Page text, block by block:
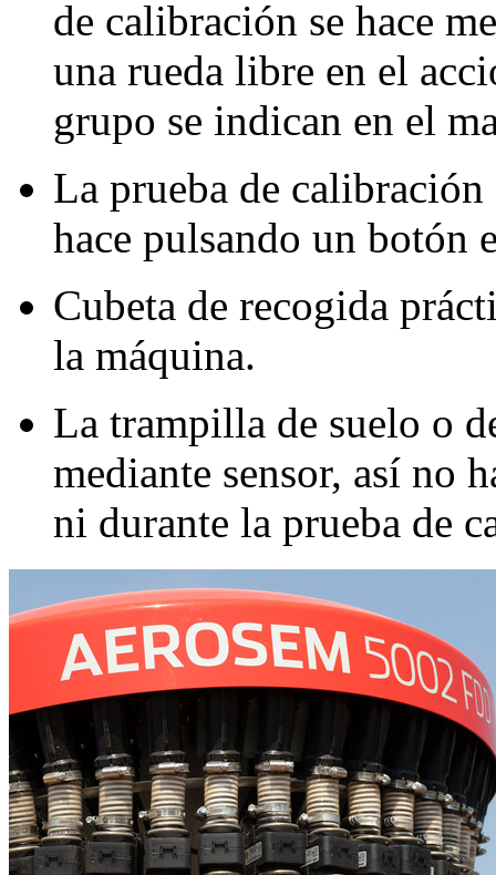
de calibración se hace
una rueda libre en el
grupo se indican en el
La prueba de
hace pulsando un botón
Cubeta de recogida
la máquina.
La trampilla de suelo o
mediante sensor, así no
ni durante la prueba de